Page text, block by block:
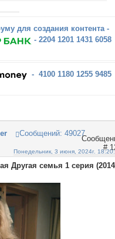
для создания контента -
- 2204 1201 1431 6058
- 4100 1180 1255 9485
Понедельник, 3 июня, 2024г.
Сообщений: 49027
Другая семья 1 серия